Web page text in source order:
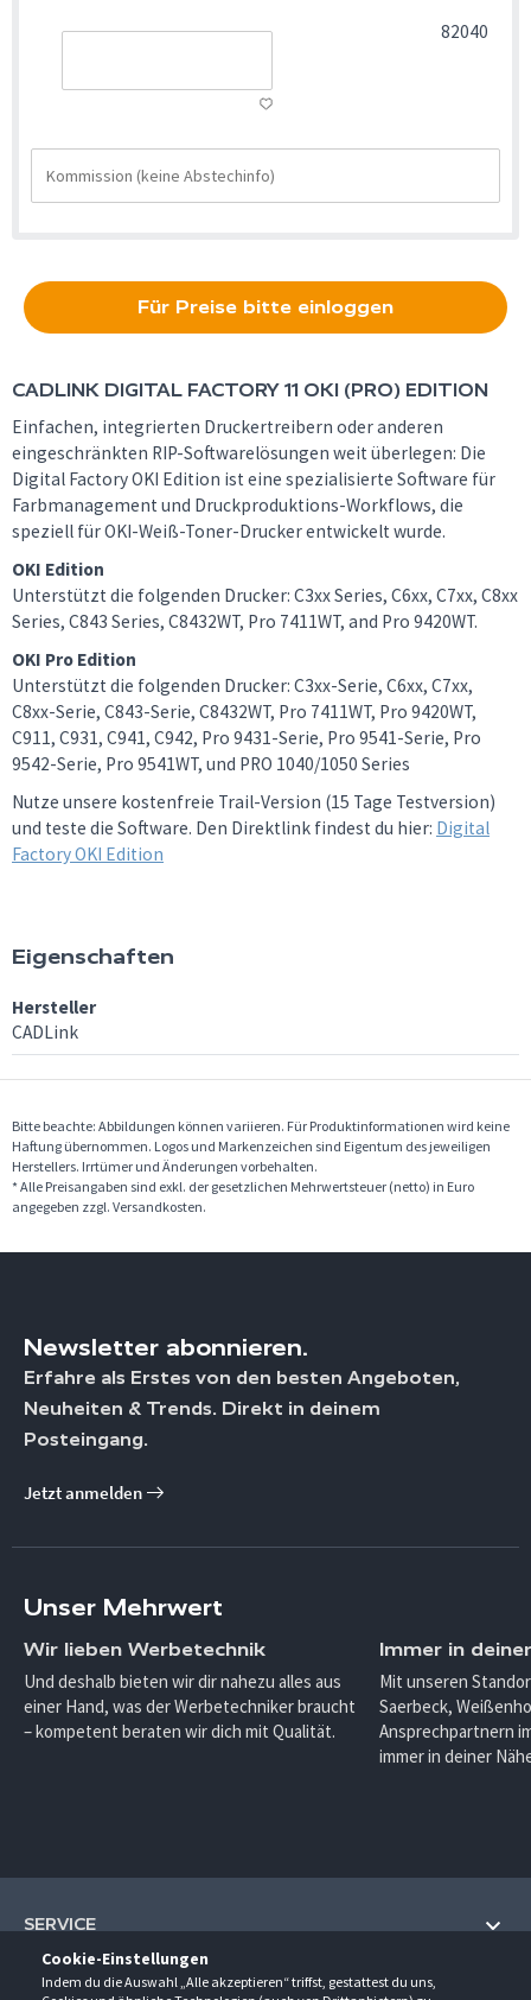
Cookie-Einstellungen
Indem du die Auswahl „Alle akzeptieren“ triffst, gestattest du uns,
82040
Für Preise bitte einloggen
CADLINK DIGITAL FACTORY 11 OKI (PRO) EDITION
Einfachen, integrierten Druckertreibern oder anderen
eingeschränkten RIP-Softwarelösungen weit überlegen: Die
Digital Factory OKI Edition ist eine spezialisierte Software für
Farbmanagement und Druckproduktions-Workflows, die
speziell für OKI-Weiß-Toner-Drucker entwickelt wurde.
OKI Edition
Unterstützt die folgenden Drucker: C3xx Series, C6xx, C7xx, C8xx
Series, C843 Series, C8432WT, Pro 7411WT, and Pro 9420WT.
OKI Pro Edition
Unterstützt die folgenden Drucker: C3xx-Serie, C6xx, C7xx,
C8xx-Serie, C843-Serie, C8432WT, Pro 7411WT, Pro 9420WT,
C911, C931, C941, C942, Pro 9431-Serie, Pro 9541-Serie, Pro
9542-Serie, Pro 9541WT, und PRO 1040/1050 Series
Nutze unsere kostenfreie Trail-Version (15 Tage Testversion)
und teste die Software. Den Direktlink findest du hier: Digital
Factory OKI Edition
Eigenschaften
Hersteller
CADLink
Bitte beachte: Abbildungen können variieren. Für Produktinformationen wird keine
Haftung übernommen. Logos und Markenzeichen sind Eigentum des jeweiligen
Herstellers. Irrtümer und Änderungen vorbehalten.
* Alle Preisangaben sind exkl. der gesetzlichen Mehrwertsteuer (netto) in Euro
angegeben zzgl. Versandkosten.
Newsletter abonnieren.
Erfahre als Erstes von den besten Angeboten,
Neuheiten & Trends. Direkt in deinem
Posteingang.
Jetzt anmelden
Unser Mehrwert
Wir lieben Werbetechnik
Und deshalb bieten wir dir nahezu alles aus
einer Hand, was der Werbetechniker braucht
– kompetent beraten wir dich mit Qualität.
Immer in
Mit unseren
Saerbeck,
Ansprechpartnern
immer in deiner
SERVICE
Hilfe und Information
UNTERNEHMEN